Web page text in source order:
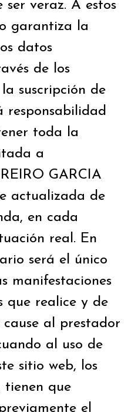
ser veraz. A estos
garantiza la
datos
de los
suscripción de
responsabilidad
toda la
a
GARCIA
actualizada de
en cada
real. En
será el único
manifestaciones
que realice y de
cause al prestador
al uso de
sitio web, los
tienen que
el